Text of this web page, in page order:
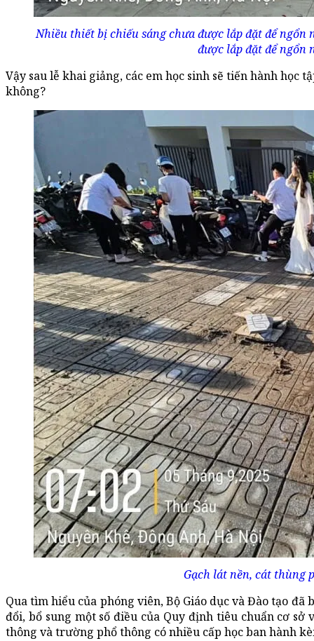
Nhiều thiết bị chiếu sáng chưa được lắp đặt để
được lắp đặt để
Vậy sau lễ khai giảng, các em học sinh sẽ tiến hành học
không?
Gạch lát nền, cát thùng
Qua tìm hiểu của phóng viên, Bộ Giáo dục và Đào tạo đã
đổi, bổ sung một số điều của Quy định tiêu chuẩn cơ
thông và trường phổ thông có nhiều cấp học ban hành